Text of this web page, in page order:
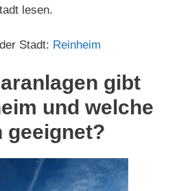
lesen.
Stadt: Reinheim
gibt
und welche
geeignet?